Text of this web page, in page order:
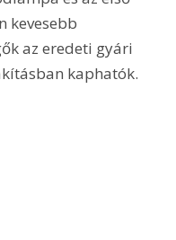
kevesebb
az eredeti gyári
kaphatók.